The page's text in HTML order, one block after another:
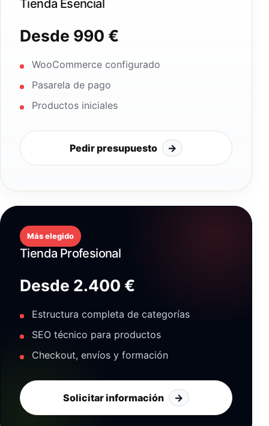
Tienda Esencial
Desde 990 €
WooCommerce configurado
Pasarela de pago
Productos iniciales
Pedir presupuesto →
Más elegido
Tienda Profesional
Desde 2.400 €
Estructura completa de categorías
SEO técnico para productos
Checkout, envíos y formación
Solicitar información →